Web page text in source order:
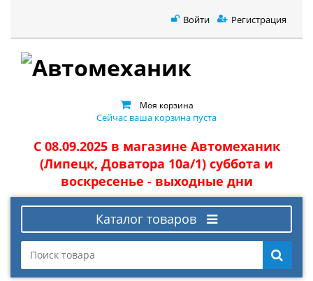
Войти Регистрация
Моя корзина
Сейчас ваша корзина пуста
С 08.09.2025 в магазине Автомеханик
(Липецк, Доватора 10а/1) суббота и
воскресенье - выходные дни
Каталог товаров